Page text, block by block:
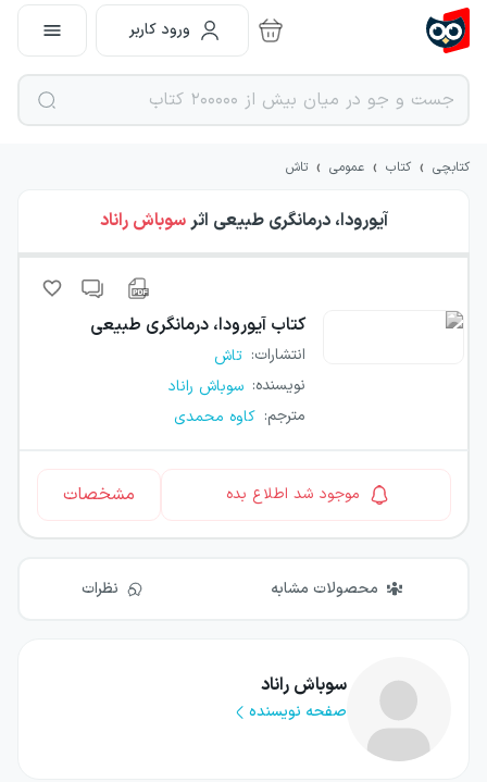
ورود کاربر
کتابچی › کتاب › عمومی › تاش
آیورودا، درمانگری طبیعی اثرسوباش راناد
کتاب آیورودا، درمانگری طبیعی
انتشارات: تاش
نویسنده: سوباش راناد
مترجم: کاوه محمدی
موجود شد اطلاع بده مشخصات
محصولات مشابه نظرات
سوباش راناد
صفحه نویسنده